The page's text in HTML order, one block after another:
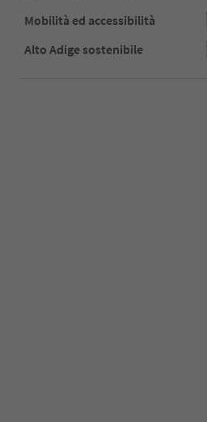
Mobilità ed accessibilità
Alto Adige sostenibile